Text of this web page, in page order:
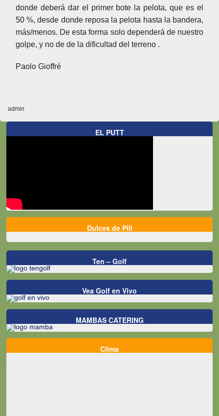
donde deberá dar el primer bote la pelota, que es el
50 %, desde donde reposa la pelota hasta la bandera,
más/menos. De esta forma solo dependerá de nuestro
golpe, y no de de la dificultad del terreno .
Paolo Gioffré
admin
EL PUTT
Dulces de Pili
Ten – Golf
Vea Golf en Vivo
MAMBAS CATERING
Clima